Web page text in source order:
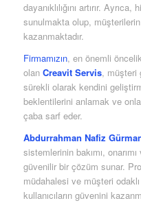
dayanıklılığını artırır.
sunulmakta olup,
kazanmaktadır.
Firmamızın, en önemli
olan Creavit Servis, müşteri
sürekli olarak kendini
beklentilerini anlamak ve
çaba sarf eder.
Abdurrahman Nafiz
sistemlerinin bakımı,
güvenilir bir çözüm sunar.
müdahalesi ve müşteri
kullanıcıların güvenini